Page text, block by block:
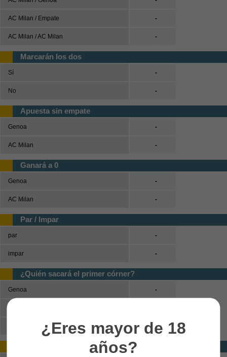
AC Milan / Empate
AC Milan / AC Milan
-
-
Marcarán los dos
Sí
No
-
-
Apuesta sin empate
Genoa
AC Milan
-
-
Ganará a 0
Genoa
AC Milan
-
-
Par / Impar
par
impar
-
-
¿Quién sacará el primer córner?
Genoa
No habrá córners
-
-
Ganador (primera mitad)
Tenis
¿Eres mayor de 18
años?